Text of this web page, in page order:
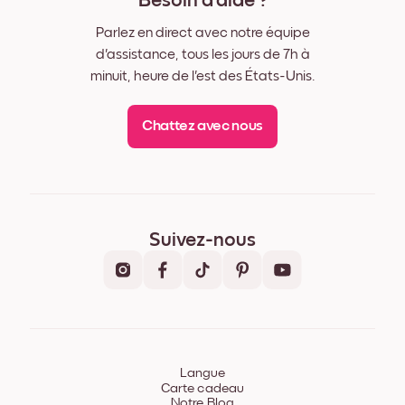
Parlez en direct avec notre équipe
d'assistance, tous les jours de 7h à
minuit, heure de l'est des États-Unis.
Chattez avec nous
Suivez-nous
Langue
Carte cadeau